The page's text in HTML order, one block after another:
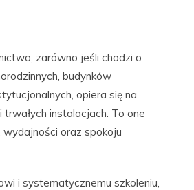
zarówno jeśli chodzi o
budynków
opiera się na
trwałych instalacjach. To one
oraz spokoju
i systematycznemu szkoleniu,